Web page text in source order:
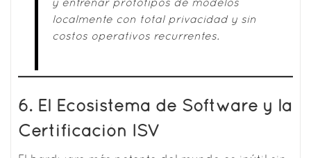
y entrenar prototipos de modelos
localmente con total privacidad y sin
costos operativos recurrentes.
6. El Ecosistema de Software y la
Certificación ISV